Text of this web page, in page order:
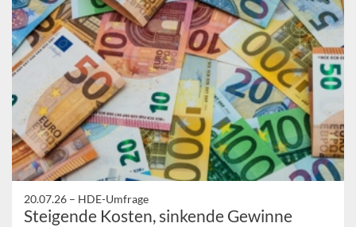
20.07.26 – HDE-Umfrage
Steigende Kosten, sinkende Gewinne